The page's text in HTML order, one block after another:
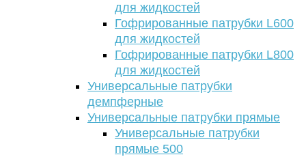
для жидкостей
Гофрированные патрубки L600
для жидкостей
Гофрированные патрубки L800
для жидкостей
Универсальные патрубки
демпферные
Универсальные патрубки прямые
Универсальные патрубки
прямые 500